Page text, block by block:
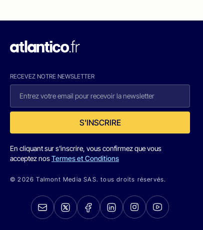
RECEVEZ NOTRE NEWSLETTER
S'INSCRIRE
En cliquant sur s'inscrire, vous confirmez que vous
acceptez nosTermes et Conditions
© 2026 Talmont Media SAS. tous droits réservés.